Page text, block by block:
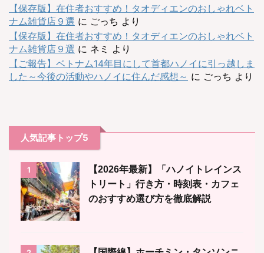
【保存版】在住者おすすめ！タオディエンのおしゃれベト
ナム雑貨店９選 に ごっち より
【保存版】在住者おすすめ！タオディエンのおしゃれベト
ナム雑貨店９選 に ネミ より
【ご報告】ベトナム14年目にして首都ハノイに引っ越しま
した～今後の活動やハノイに住んだ感想～ に ごっち より
人気記事トップ5
1
【2026年最新】「ハノイトレインス
トリート」行き方・時刻表・カフェ
のおすすめ選び方を徹底解説